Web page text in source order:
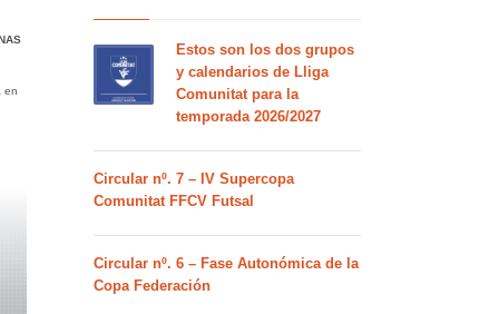
en
Estos son los dos grupos
y calendarios de Lliga
Comunitat para la
temporada 2026/2027
Circular nº. 7 – IV Supercopa
Comunitat FFCV Futsal
Circular nº. 6 – Fase Autonómica de la
Copa Federación